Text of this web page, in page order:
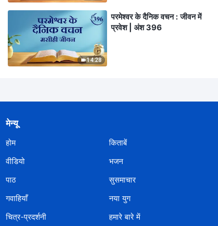
14:28
परमेश्वर के दैनिक वचन : जीवन में
प्रवेश | अंश 396
मेन्यू
होम
किताबें
वीडियो
भजन
पाठ
सुसमाचार
गवाहियाँ
नया युग
चित्र-प्रदर्शनी
हमारे बारे में